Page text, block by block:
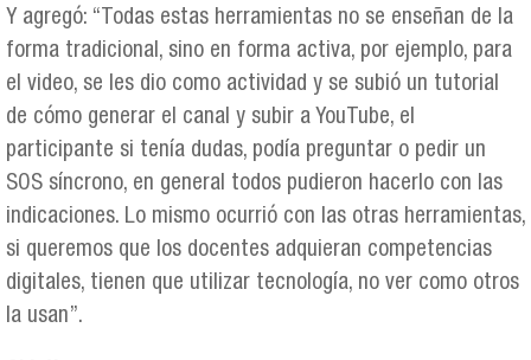
Y agregó: “Todas estas herramientas no se enseñan de la
forma tradicional, sino en forma activa, por ejemplo, para
el video, se les dio como actividad y se subió un tutorial
de cómo generar el canal y subir a YouTube, el
participante si tenía dudas, podía preguntar o pedir un
SOS síncrono, en general todos pudieron hacerlo con las
indicaciones. Lo mismo ocurrió con las otras herramientas,
si queremos que los docentes adquieran competencias
digitales, tienen que utilizar tecnología, no ver como otros
la usan”.